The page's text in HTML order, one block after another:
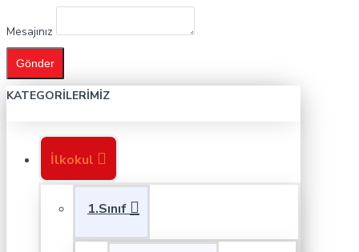
Mesajınız
Gönder
KATEGORILERIMIZ
İlkokul
1.Sınıf